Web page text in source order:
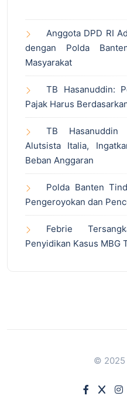
Anggota DPD RI
dengan Polda
Masyarakat
TB Hasanuddin:
Pajak Harus
TB
Alutsista Italia,
Beban Anggaran
Polda Banten
Pengeroyokan dan
Febrie
Penyidikan Kasus MBG
© 2025